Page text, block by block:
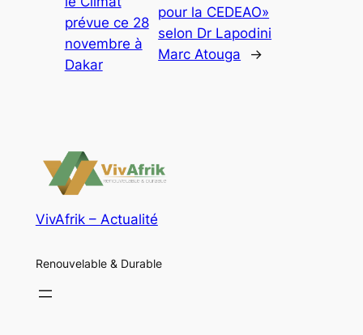
prévue ce 28
novembre à
Dakar
pour la CEDEAO»
selon Dr Lapodini
Marc Atouga
→
VivAfrik – Actualité
Renouvelable & Durable